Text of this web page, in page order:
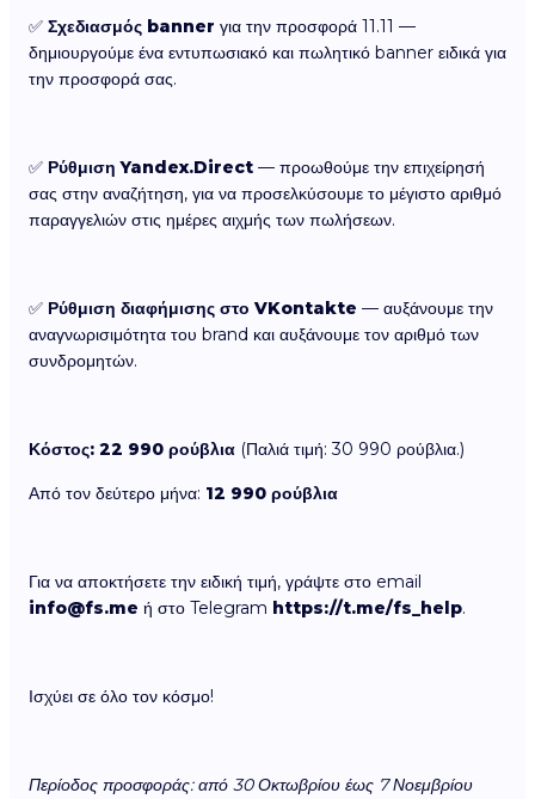
✅ Σχεδιασμός banner για την προσφορά 11.11 —
δημιουργούμε ένα εντυπωσιακό και πωλητικό banner ειδικά για
την προσφορά σας.
✅ Ρύθμιση Yandex.Direct — προωθούμε την επιχείρησή
σας στην αναζήτηση, για να προσελκύσουμε το μέγιστο αριθμό
παραγγελιών στις ημέρες αιχμής των πωλήσεων.
✅ Ρύθμιση διαφήμισης στο VKontakte — αυξάνουμε την
αναγνωρισιμότητα του brand και αυξάνουμε τον αριθμό των
συνδρομητών.
Κόστος: 22 990 ρούβλια (Παλιά τιμή: 30 990 ρούβλια.)
Από τον δεύτερο μήνα: 12 990 ρούβλια
Για να αποκτήσετε την ειδική τιμή, γράψτε στο email
info@fs.me ή στο Telegram https://t.me/fs_help.
Ισχύει σε όλο τον κόσμο!
Περίοδος προσφοράς: από 30 Οκτωβρίου έως 7 Νοεμβρίου